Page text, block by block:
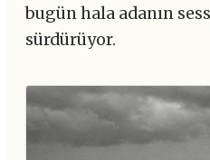
bugün hala adanın
sürdürüyor.